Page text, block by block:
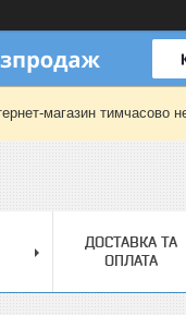
магазин тимчасово
ДОСТАВКА ТА
ОПЛАТА